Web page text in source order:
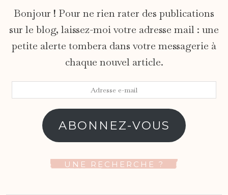
Bonjour ! Pour ne rien rater des publications
sur le blog, laissez-moi votre adresse mail : une
petite alerte tombera dans votre messagerie à
chaque nouvel article.
ABONNEZ-VOUS
UNE RECHERCHE ?